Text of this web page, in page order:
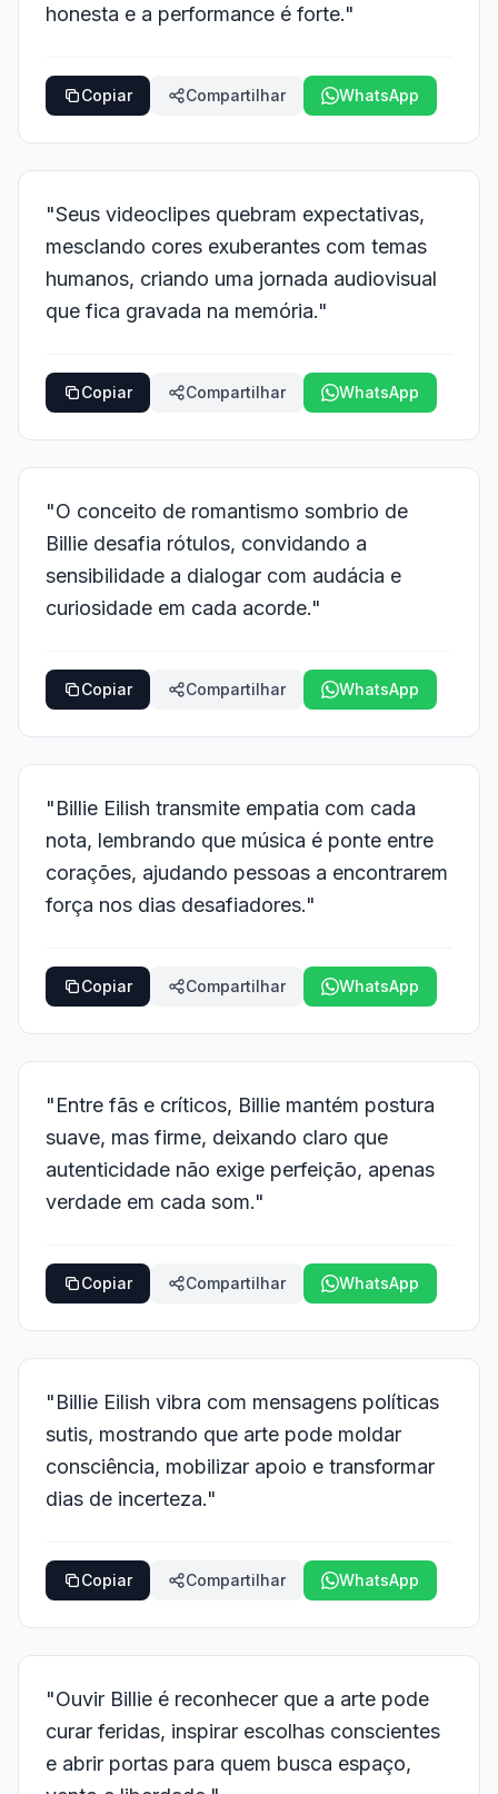
honesta e a performance é forte."
Copiar Compartilhar WhatsApp
"Seus videoclipes quebram expectativas,
mesclando cores exuberantes com temas
humanos, criando uma jornada audiovisual
que fica gravada na memória."
Copiar Compartilhar WhatsApp
"O conceito de romantismo sombrio de
Billie desafia rótulos, convidando a
sensibilidade a dialogar com audácia e
curiosidade em cada acorde."
Copiar Compartilhar WhatsApp
"Billie Eilish transmite empatia com cada
nota, lembrando que música é ponte entre
corações, ajudando pessoas a encontrarem
força nos dias desafiadores."
Copiar Compartilhar WhatsApp
"Entre fãs e críticos, Billie mantém postura
suave, mas firme, deixando claro que
autenticidade não exige perfeição, apenas
verdade em cada som."
Copiar Compartilhar WhatsApp
"Billie Eilish vibra com mensagens políticas
sutis, mostrando que arte pode moldar
consciência, mobilizar apoio e transformar
dias de incerteza."
Copiar Compartilhar WhatsApp
"Ouvir Billie é reconhecer que a arte pode
curar feridas, inspirar escolhas conscientes
e abrir portas para quem busca espaço,